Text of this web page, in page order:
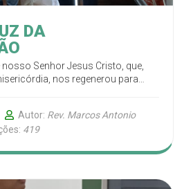
DA
nosso Senhor Jesus Cristo, que,
nos regenerou para
Autor: Rev. Marcos Antonio
419